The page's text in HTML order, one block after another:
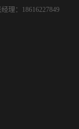
理：18616227849